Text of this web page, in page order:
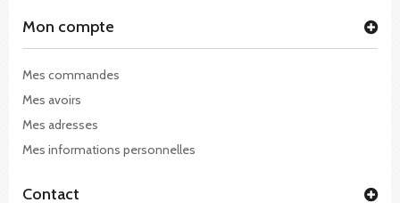
Mon compte
Mes commandes
Mes avoirs
Mes adresses
Mes informations personnelles
Contact